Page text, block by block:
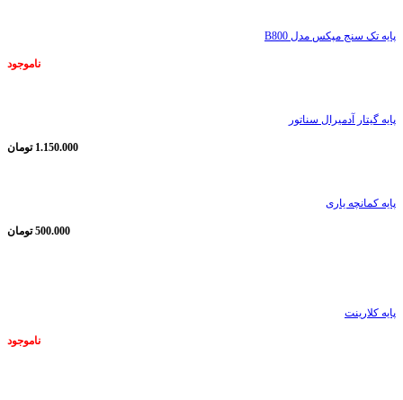
پایه تک سنج مپکس مدل B800
ناموجود
پایه گیتار آدمیرال سناتور
1.150.000 تومان
پایه کمانچه یاری
500.000 تومان
پایه کلارینت
ناموجود